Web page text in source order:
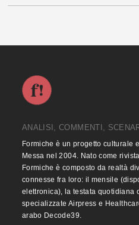
ANALISI, COMMENTI,
Formiche è un progetto culturale
Messa nel 2004. Nato come
Formiche è composto da realtà
connesse fra loro: il mensile
elettronica), la testata quotidiana
specializzate Airpress e
arabo Decode39.